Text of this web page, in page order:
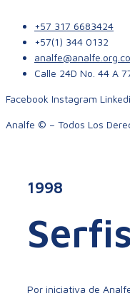
+57 317 6683424
+57(1) 344 0132
analfe@analfe.org.co
Calle 24D No. 44 A
Facebook Instagram
Analfe © – Todos Los
1998
Por iniciativa de